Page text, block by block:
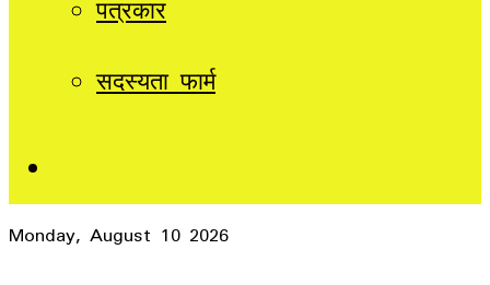
सदस्यता फार्म
Monday, August 10 2026